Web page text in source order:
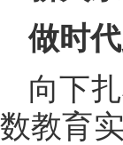
做时
向下
数教育